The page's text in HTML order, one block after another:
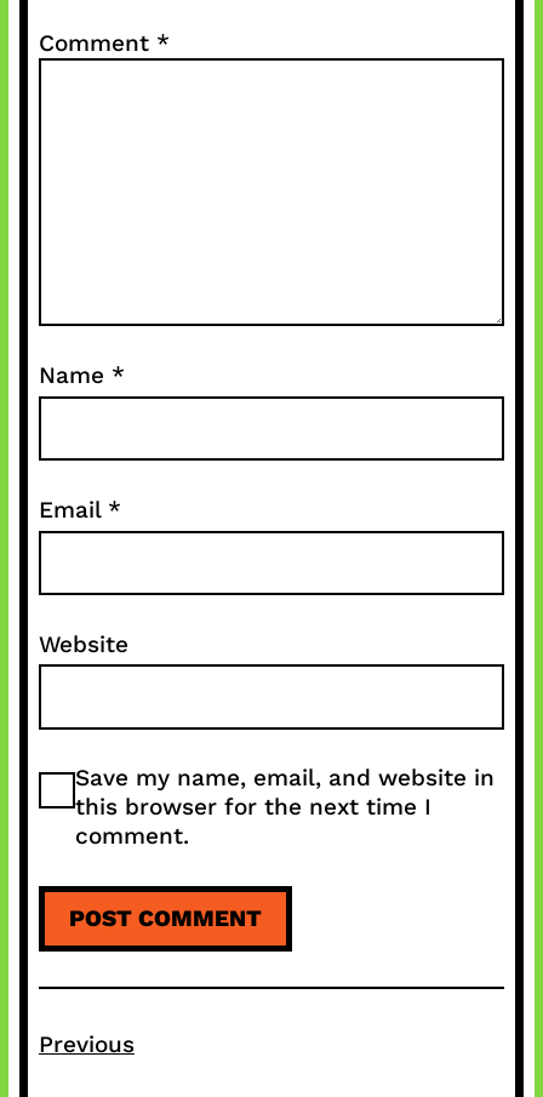
Comment *
Name *
Email *
Website
Save my name, email, and website in
this browser for the next time I
comment.
Previous